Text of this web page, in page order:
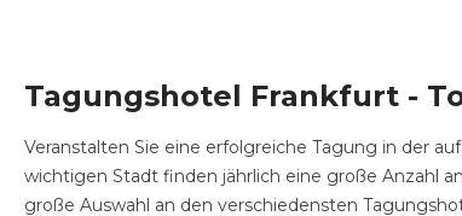
Tagungshotel Frankfurt -
Veranstalten Sie eine erfolgreiche Tagung in der
wichtigen Stadt finden jährlich eine große Anzahl
große Auswahl an den verschiedensten